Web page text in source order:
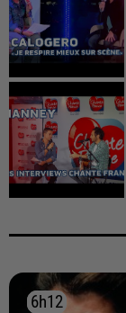
6h12
6h12